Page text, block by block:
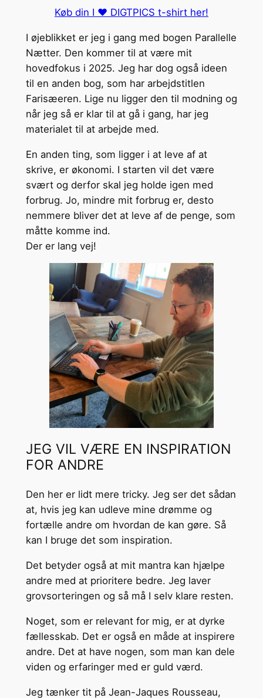
Køb din I ❤️ DIGTPICS t-shirt her!
I øjeblikket er jeg i gang med bogen Parallelle
Nætter. Den kommer til at være mit
hovedfokus i 2025. Jeg har dog også ideen
til en anden bog, som har arbejdstitlen
Farisæeren. Lige nu ligger den til modning og
når jeg så er klar til at gå i gang, har jeg
materialet til at arbejde med.
En anden ting, som ligger i at leve af at
skrive, er økonomi. I starten vil det være
svært og derfor skal jeg holde igen med
forbrug. Jo, mindre mit forbrug er, desto
nemmere bliver det at leve af de penge, som
måtte komme ind.
Der er lang vej!
JEG VIL VÆRE EN INSPIRATION
FOR ANDRE
Den her er lidt mere tricky. Jeg ser det sådan
at, hvis jeg kan udleve mine drømme og
fortælle andre om hvordan de kan gøre. Så
kan I bruge det som inspiration.
Det betyder også at mit mantra kan hjælpe
andre med at prioritere bedre. Jeg laver
grovsorteringen og så må I selv klare resten.
Noget, som er relevant for mig, er at dyrke
fællesskab. Det er også en måde at inspirere
andre. Det at have nogen, som man kan dele
viden og erfaringer med er guld værd.
Jeg tænker tit på Jean-Jaques Rousseau,